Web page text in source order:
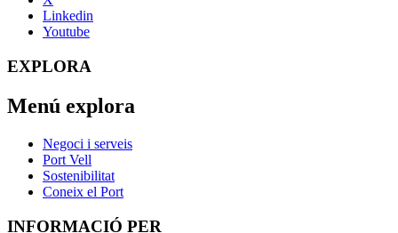
Linkedin
Youtube
EXPLORA
Menú explora
Negoci i serveis
Port Vell
Sostenibilitat
Coneix el Port
INFORMACIÓ PER